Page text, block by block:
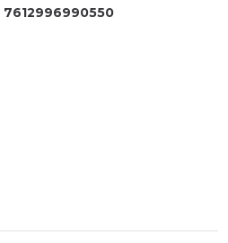
7612996990550